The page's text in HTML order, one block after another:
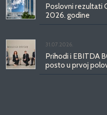
Poslovni rezultati
2026. godine
31.07.2026.
Prihodi i EBITDA
posto u prvoj